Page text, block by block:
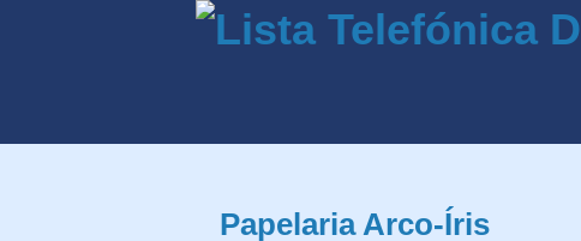
Papelaria Arco-Íris